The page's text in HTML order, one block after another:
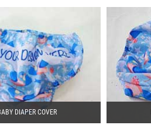
DIAPER COVER